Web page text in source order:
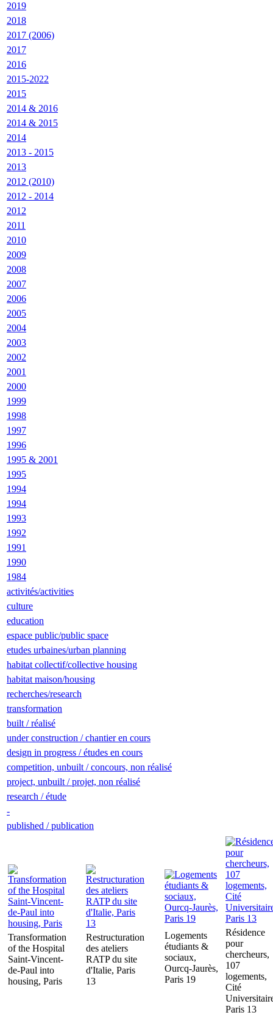
2019
2018
2017 (2006)
2017
2016
2015-2022
2015
2014 & 2016
2014 & 2015
2014
2013 - 2015
2013
2012 (2010)
2012 - 2014
2012
2011
2010
2009
2008
2007
2006
2005
2004
2003
2002
2001
2000
1999
1998
1997
1996
1995 & 2001
1995
1994
1994
1993
1992
1991
1990
1984
activités/activities
culture
education
espace public/public space
etudes urbaines/urban planning
habitat collectif/collective housing
habitat maison/housing
recherches/research
transformation
built / réalisé
under construction / chantier en cours
design in progress / études en cours
competition, unbuilt / concours, non réalisé
project, unbuilt / projet, non réalisé
research / étude
-
published / publication
Transformation
of the Hospital
Saint-Vincent-
de-Paul into
housing, Paris
Restructuration
des ateliers
RATP du site
d'Italie, Paris
13
Logements
étudiants &
sociaux,
Ourcq-Jaurès,
Paris 19
Résidence
pour
chercheurs,
107
logements,
Cité
Paris 13